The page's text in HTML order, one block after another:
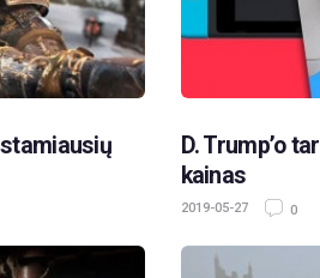
D. Trump’o
kainas
2019-05-27 0